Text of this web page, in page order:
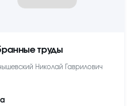
труды
Николай Гаврилович